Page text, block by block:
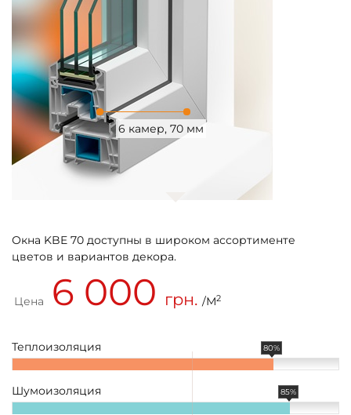
6 камер, 70 мм
Окна KBE 70 доступны в широком ассортименте
цветов и вариантов декора.
Цена 6 000 грн. /М2
Теплоизоляция 80%
Шумоизоляция 85%